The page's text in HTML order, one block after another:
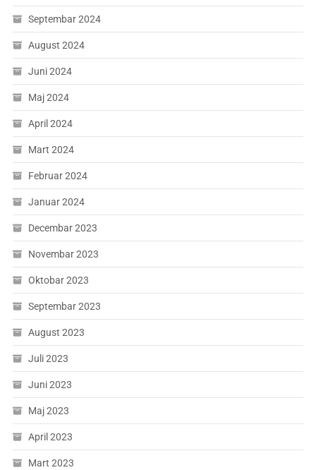
Septembar 2024
August 2024
Juni 2024
Maj 2024
April 2024
Mart 2024
Februar 2024
Januar 2024
Decembar 2023
Novembar 2023
Oktobar 2023
Septembar 2023
August 2023
Juli 2023
Juni 2023
Maj 2023
April 2023
Mart 2023